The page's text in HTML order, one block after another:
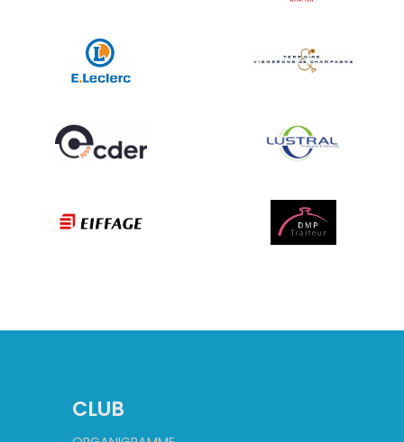
CLUB